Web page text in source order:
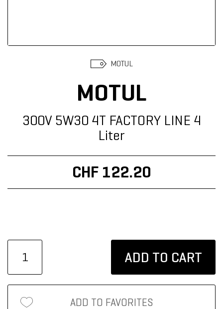
MOTUL
MOTUL
300V 5W30 4T FACTORY LINE 4
Liter
CHF 122.20
ADD TO CART
ADD TO FAVORITES